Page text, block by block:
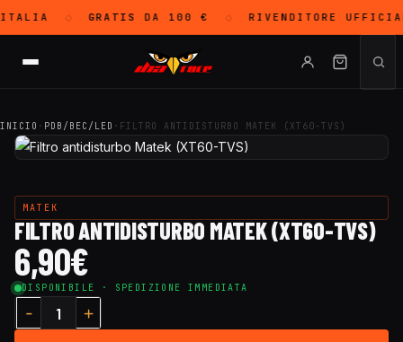
◇ GRATISDA 100 € ◇ RIVENDITORE
INICIO · PDB/BEC/LED · FILTRO ANTIDISTURBO MATEK (XT60-TVS)
MATEK
FILTRO ANTIDISTURBO MATEK (XT60-TVS)
6,90€
DISPONIBILE · SPEDIZIONE IMMEDIATA